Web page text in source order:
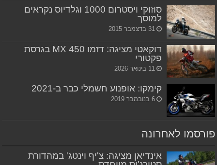
סוזוקי ויסטרום 1000 וגלדיוס נקראים
למוסך
31 בדצמבר 2015
דוקאטי מציגה: דזמו 450 MX בגרסת
פקטורי
11 בינואר 2026
קימקו: אופנוע חשמלי כבר ב-2021
6 בנובמבר 2019
פורסמו לאחרונה
אינדיאן מציגה: צ'יף וינטג' במהדורת